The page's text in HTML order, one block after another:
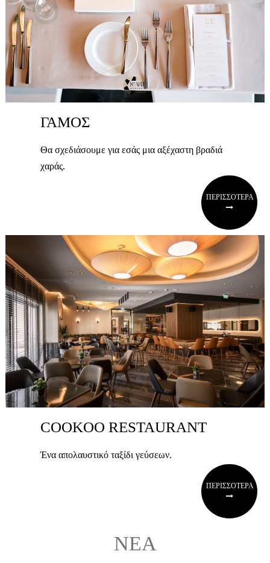
ΓΑΜΟΣ
Θα σχεδιάσουμε για εσάς μια αξέχαστη βραδιά
χαράς.
ΠΕΡΙΣΣΟΤΕΡΑ
COOKOO RESTAURANT
Ένα απολαυστικό ταξίδι γεύσεων.
ΠΕΡΙΣΣΟΤΕΡΑ
ΝΕΑ